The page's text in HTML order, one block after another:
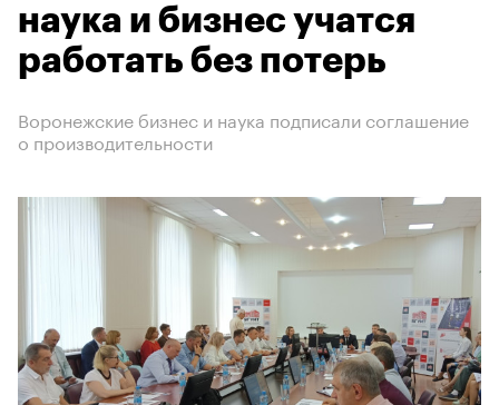
наука и бизнес учатся
работать без потерь
Воронежские бизнес и наука подписали соглашение
о производительности